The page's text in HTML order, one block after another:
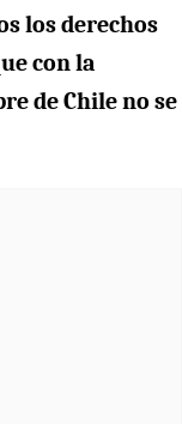
los derechos
con la
de Chile no se